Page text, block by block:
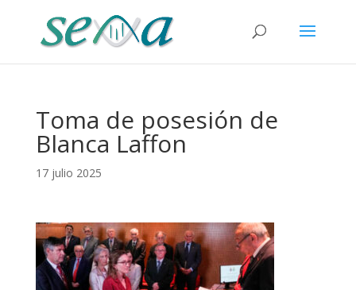
Toma de posesión de
Blanca Laffon
17 julio 2025